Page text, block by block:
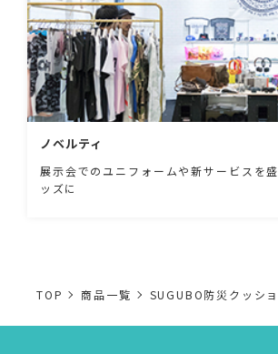
ノベルティ
展示会でのユニフォームや新サービスを
ッズに
TOP 商品一覧 SUGUBO防災クッシ